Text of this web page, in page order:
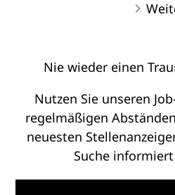
Nie wieder einen
Nutzen Sie unseren
regelmäßigen
neuesten
Suche